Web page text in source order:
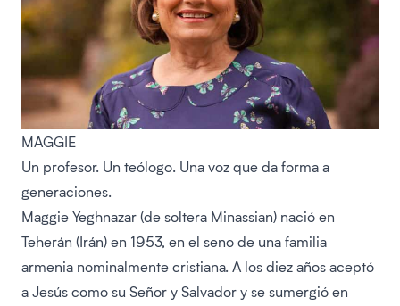
MAGGIE
Un profesor. Un teólogo. Una voz que da forma a
generaciones.
Maggie Yeghnazar (de soltera Minassian) nació en
Teherán (Irán) en 1953, en el seno de una familia
armenia nominalmente cristiana. A los diez años aceptó
a Jesús como su Señor y Salvador y se sumergió en